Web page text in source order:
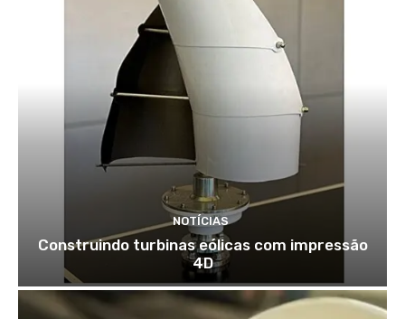
NOTÍCIAS
Construindo turbinas eólicas com impressão
4D